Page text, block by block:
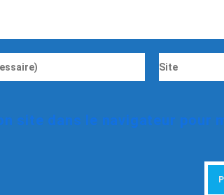
site dans le navigateur pour